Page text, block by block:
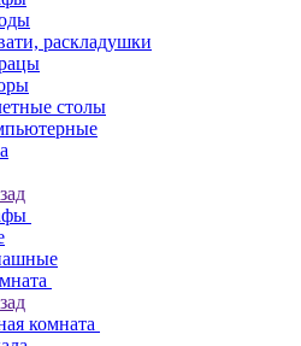
раскладушки
столы
комната